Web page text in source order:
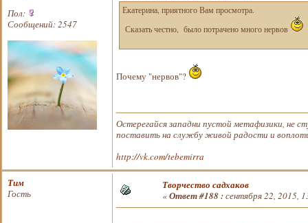
Пол:
Сообщений: 2547
Екатерина, приятного Вам просмотра.
Сказать честно, было потрачено много нервов
Почему "нервов"?
Остерегайся западни пустой метафизики, не
поставить на службу живой радости и
http://vk.com/tebemirra
Тим
Гость
Творчество садхаков
«Ответ #188 :сентября 22, 2015,